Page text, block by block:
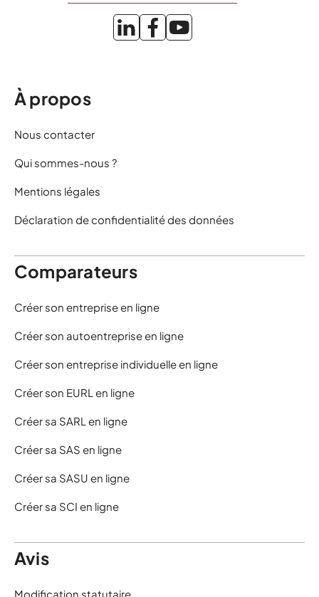
À propos
Nous contacter
Qui sommes-nous ?
Mentions légales
Déclaration de confidentialité des données
Comparateurs
Créer son entreprise en ligne
Créer son autoentreprise en ligne
Créer son entreprise individuelle en ligne
Créer son EURL en ligne
Créer sa SARL en ligne
Créer sa SAS en ligne
Créer sa SASU en ligne
Créer sa SCI en ligne
Avis
Modification statutaire